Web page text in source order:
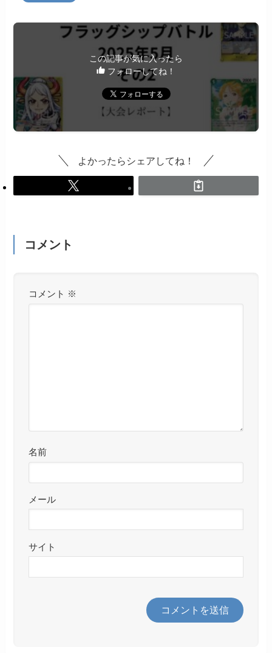
この記事が気に入ったら
フォローしてね！
よかったらシェアしてね！
コメント
コメント ※
名前
メール
サイト